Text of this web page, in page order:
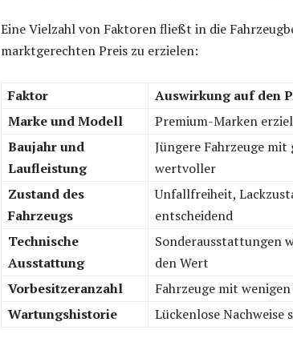
Eine Vielzahl von Faktoren fließt in die
marktgerechten Preis zu erzielen:
Faktor
Auswirkung auf den
Marke und Modell
Premium-Marken
Baujahr und
Laufleistung
Jüngere Fahrzeuge
wertvoller
Zustand des
Fahrzeugs
Unfallfreiheit,
entscheidend
Technische
Ausstattung
Sonderausstattungen
den Wert
Vorbesitzeranzahl
Fahrzeuge mit
Wartungshistorie
Lückenlose